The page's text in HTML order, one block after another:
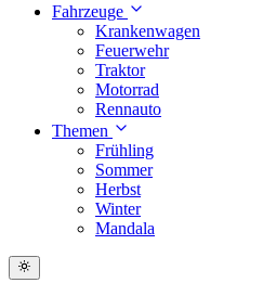
Fahrzeuge
Krankenwagen
Feuerwehr
Traktor
Motorrad
Rennauto
Themen
Frühling
Sommer
Herbst
Winter
Mandala